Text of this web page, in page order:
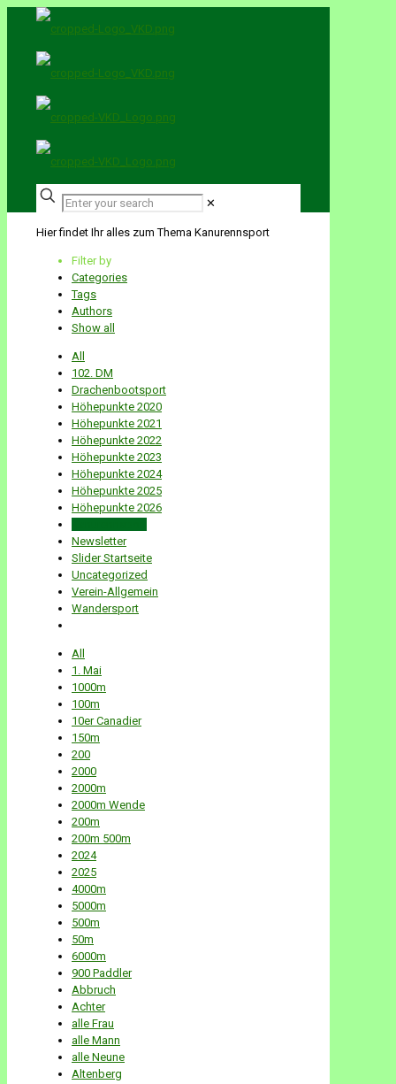
✕
Hier findet Ihr alles zum Thema Kanurennsport
Filter by
Categories
Tags
Authors
Show all
All
102. DM
Drachenbootsport
Höhepunkte 2020
Höhepunkte 2021
Höhepunkte 2022
Höhepunkte 2023
Höhepunkte 2024
Höhepunkte 2025
Höhepunkte 2026
Newsletter
Slider Startseite
Uncategorized
Verein-Allgemein
Wandersport
All
1. Mai
1000m
100m
10er Canadier
150m
200
2000
2000m
2000m Wende
200m
200m 500m
2024
2025
4000m
5000m
500m
50m
6000m
900 Paddler
Abbruch
Achter
alle Frau
alle Mann
alle Neune
Altenberg